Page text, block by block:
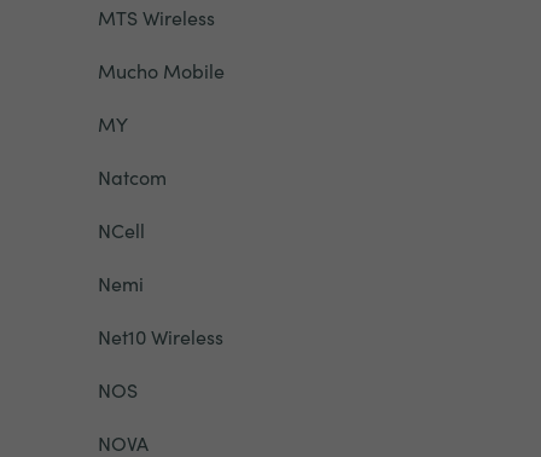
MTS Wireless
Mucho Mobile
MY
Natcom
NCell
Nemi
Net10 Wireless
NOS
NOVA